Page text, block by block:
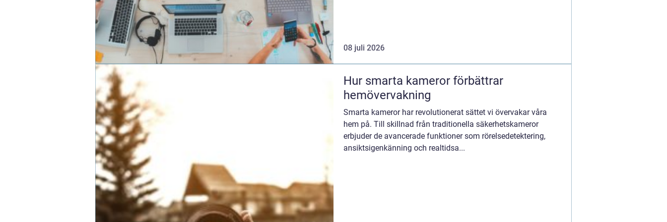
08 juli 2026
Hur smarta kameror förbättrar
hemövervakning
Smarta kameror har revolutionerat sättet vi övervakar våra
hem på. Till skillnad från traditionella säkerhetskameror
erbjuder de avancerade funktioner som rörelsedetektering,
ansiktsigenkänning och realtidsa...